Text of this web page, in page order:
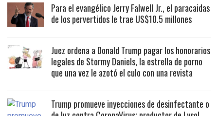
Para el evangélico Jerry Falwell Jr., el paracaidas
de los pervertidos le trae US$10.5 millones
Juez ordena a Donald Trump pagar los honorarios
legales de Stormy Daniels, la estrella de porno
que una vez le azotó el culo con una revista
Trump promueve inyecciones de desinfectante o